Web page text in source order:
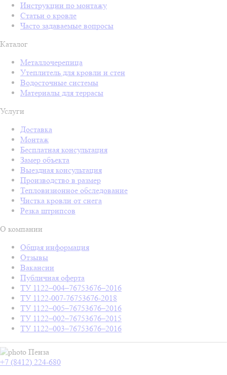
Инструкции по монтажу
Статьи о кровле
Часто задаваемые вопросы
Каталог
Металлочерепица
Утеплитель для кровли и стен
Водосточные системы
Материалы для террасы
Услуги
Доставка
Монтаж
Бесплатная консультация
Замер объекта
Выездная консультация
Производство в размер
Тепловизионное обследование
Чистка кровли от снега
Резка штрипсов
О компании
Общая информация
Отзывы
Вакансии
Публичная оферта
ТУ 1122–004–76753676–2016
ТУ 1122-007-76753676-2018
ТУ 1122–005–76753676–2016
ТУ 1122–002–76753676–2015
ТУ 1122–003–76753676–2016
Пенза
+7 (8412) 224-680